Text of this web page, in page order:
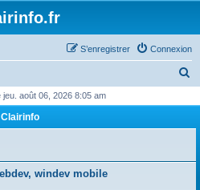
Connexion
S’enregistrer
h
août 06, 2026 8:05 am
Clairinfo
windev mobile